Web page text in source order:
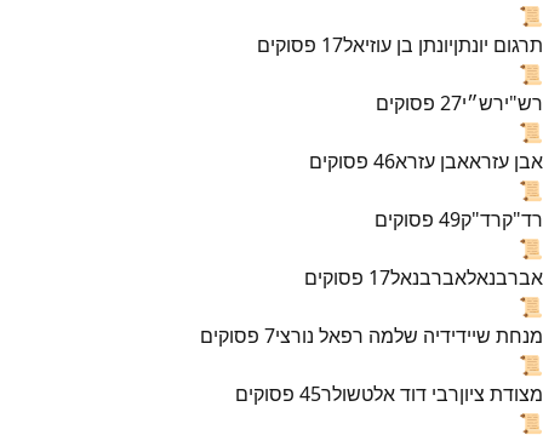
📜
תרגום יונתןיונתן בן עוזיאל17 פסוקים
📜
רש"ירש״י27 פסוקים
📜
אבן עזראאבן עזרא46 פסוקים
📜
רד"קרד"ק49 פסוקים
📜
אברבנאלאברבנאל17 פסוקים
📜
מנחת שיידידיה שלמה רפאל נורצי7 פסוקים
📜
מצודת ציוןרבי דוד אלטשולר45 פסוקים
📜